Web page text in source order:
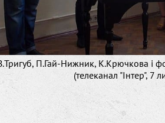
П.Гай-Нижник, К.Крючкова і
(телеканал "Інтер", 7